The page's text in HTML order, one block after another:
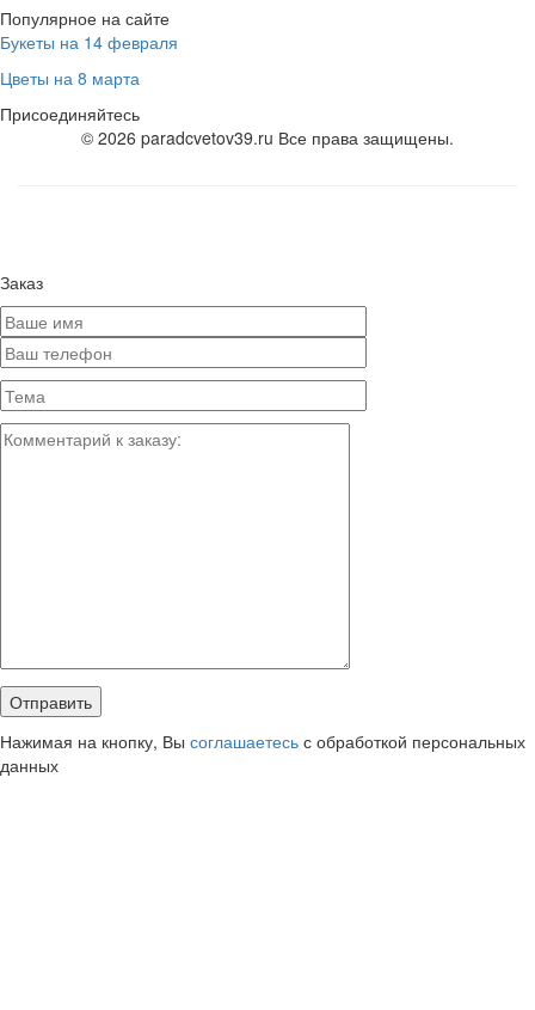
Популярное на сайте
Букеты на 14 февраля
Цветы на 8 марта
Присоединяйтесь
© 2026 paradcvetov39.ru Все права защищены.
Заказ
Нажимая на кнопку, Вы соглашаетесь с обработкой персональных
данных